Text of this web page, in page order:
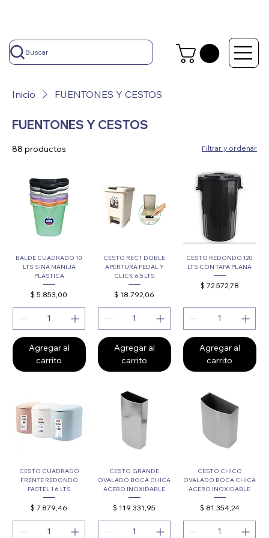
Buscar
Inicio FUENTONES Y CESTOS
FUENTONES Y CESTOS
88 productos Filtrar y ordenar
BALDE CUADRADO 10
LTS SINA MANIJA
PLASTICA
Precio
$ 5.853,00
Agregar al
carrito
CESTO RECT DOBLE
APERTURA PEDAL Y
CLICK 6.5 LTS
Precio
$ 18.792,06
Agregar al
carrito
CESTO REDONDO 120
LTS CON TAPA PLANA
Precio
$ 72.572,78
Agregar al
carrito
CESTO CUADRADO
FRENTE REDONDO
PASTEL 1.6 LTS
Precio
$ 7.879,46
CESTO GRANDE
OVALADO BOCA CHICA
ACERO INOXIDABLE
Precio
$ 119.331,95
CESTO CHICO
OVALADO BOCA CHICA
ACERO INOXIDABLE
Precio
$ 81.354,24